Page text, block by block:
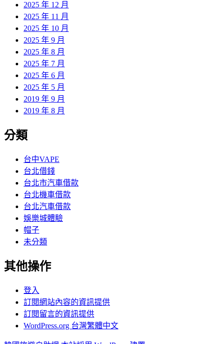
2025 年 12 月
2025 年 11 月
2025 年 10 月
2025 年 9 月
2025 年 8 月
2025 年 7 月
2025 年 6 月
2025 年 5 月
2019 年 9 月
2019 年 8 月
分類
台中VAPE
台北借錢
台北市汽車借款
台北機車借款
台北汽車借款
娛樂城體驗
帽子
未分類
其他操作
登入
訂閱網站內容的資訊提供
訂閱留言的資訊提供
WordPress.org 台灣繁體中文